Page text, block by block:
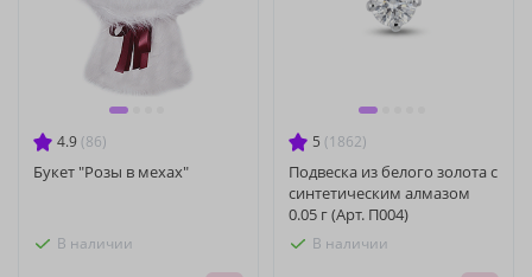
4.9 (86)
Букет "Розы в мехах"
В наличии
5 (1862)
Подвеска из белого золота с
синтетическим алмазом
0.05 г (Арт. П004)
В наличии